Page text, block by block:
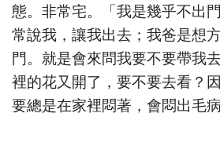
態。非常宅。「我是幾乎不出
常說我，讓我出去；我爸是想
門。就是會來問我要不要帶我
裡的花又開了，要不要去看？
要總是在家裡悶著，會悶出毛病